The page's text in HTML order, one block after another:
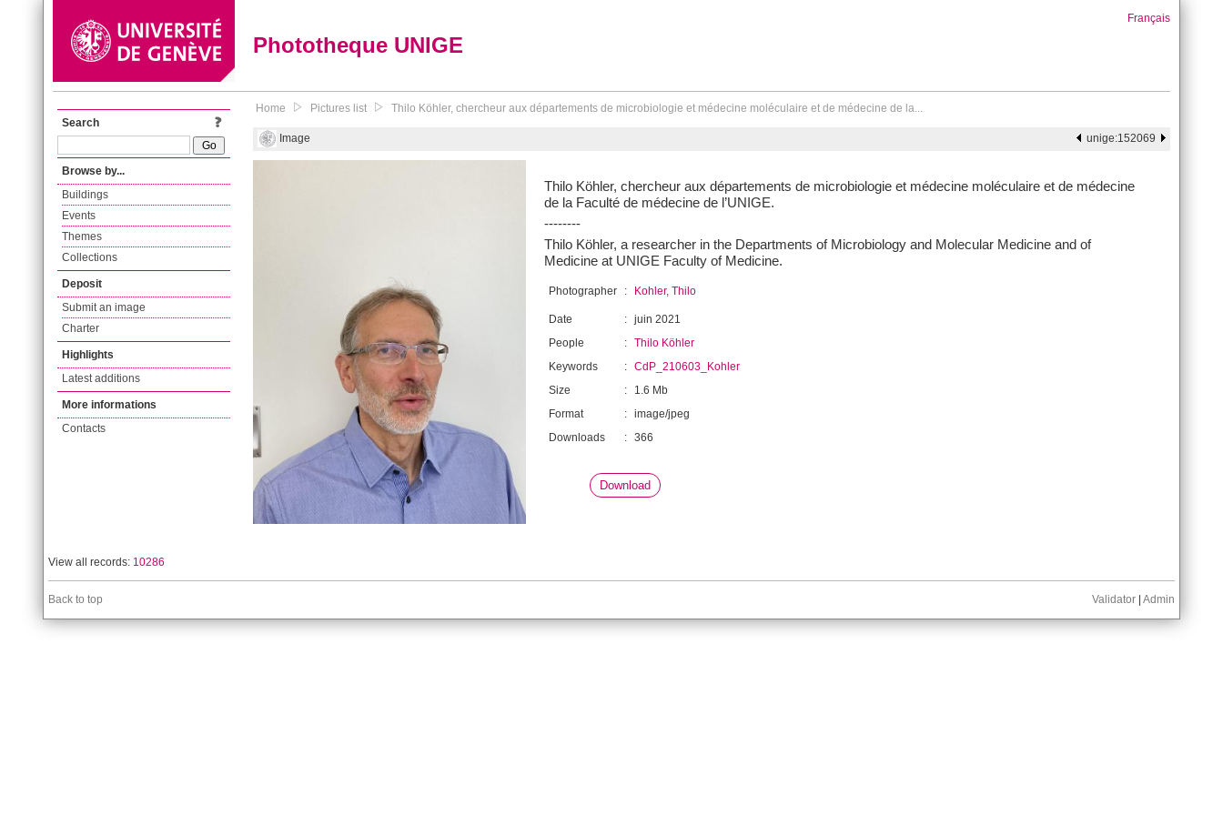
Phototheque UNIGE
Français
Search
Browse by...
Buildings
Events
Themes
Collections
Deposit
Submit an image
Charter
Highlights
Latest additions
More informations
Contacts
Home Pictures list Thilo Köhler, chercheur aux départements de microbiologie et médecine moléculaire et de médecine de la...
Image unige:152069
Thilo Köhler, chercheur aux départements de microbiologie et médecine moléculaire et de médecine
de la Faculté de médecine de l’UNIGE.
--------
Thilo Köhler, a researcher in the Departments of Microbiology and Molecular Medicine and of
Medicine at UNIGE Faculty of Medicine.
Photographer : Kohler, Thilo
Date : juin 2021
People
: Thilo Köhler
Keywords
: CdP_210603_Kohler
Size
:
1.6 Mb
Format
: image/jpeg
Downloads
: 366
Download
View all records: 10286
Back to top Validator Admin